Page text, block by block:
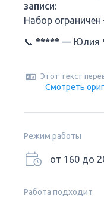
записи:
Набор
📞 ***** — Юлия
Этот текст
Смотреть
Режим работы
от 160 до
Работа подходит